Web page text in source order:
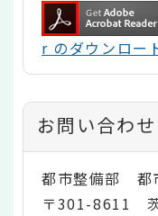
r のダウンロー
お問い合わせ
都市整備部 都
〒301-8611